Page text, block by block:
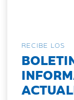
RECIBE LOS